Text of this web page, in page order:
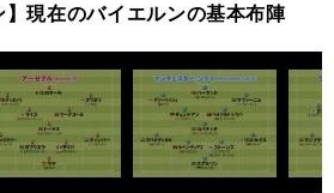
】現在のバイエルンの基本布陣